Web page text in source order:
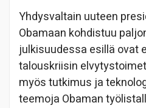
Yhdysvaltain uuteen
Obamaan kohdistuu
julkisuudessa esillä ovat
talouskriisin
myös tutkimus ja
teemoja Obaman